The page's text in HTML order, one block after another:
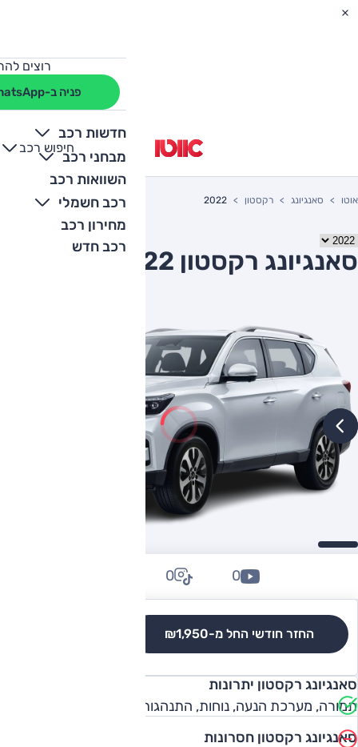
רוצים
פניה ב-WhatsApp
חדשות רכב
מבחני רכב
השוואות רכב
רכב חשמלי
מחירון רכב
רכב חדש
חיפוש רכב
+
-
אוטו סאנגיונג רקסטון 2022
סאנגיונג רקסטון 2022 יד שניה
החזר חודשי החל מ-₪1,950
0
0
סאנגיונג רקסטון יתרונות
תמורה, מערכת הנעה, נוחות, התנהגות
סאנגיונג רקסטון חסרונות